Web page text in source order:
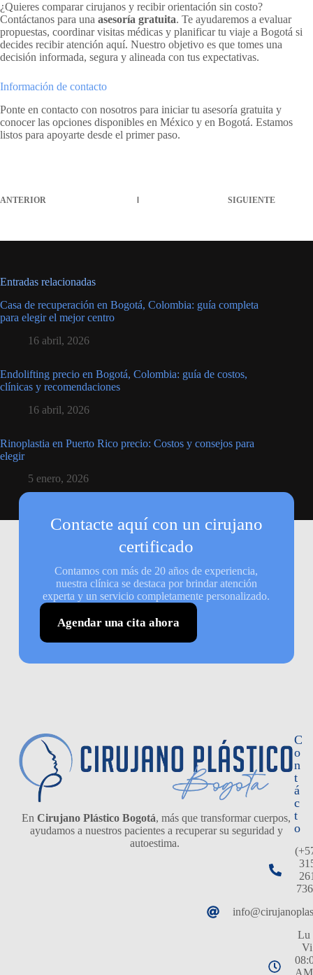
¿Quieres comparar cirujanos y recibir orientación sin costo?
Contáctanos para una asesoría gratuita. Te ayudaremos a evaluar
propuestas, coordinar visitas médicas y planificar tu viaje a Bogotá si
decides recibir atención aquí. Nuestro objetivo es que tomes una
decisión informada, segura y alineada con tus expectativas.
Información de contacto
Ponte en contacto con nosotros para iniciar tu asesoría gratuita y
conocer las opciones disponibles en México y en Bogotá. Estamos
listos para apoyarte desde el primer paso.
ANTERIOR SIGUIENTE
Entradas relacionadas
Casa de recuperación en Bogotá, Colombia: guía completa
para elegir el mejor centro
16 abril, 2026
Endolifting precio en Bogotá, Colombia: guía de costos,
clínicas y recomendaciones
16 abril, 2026
Rinoplastia en Puerto Rico precio: Costos y consejos para
elegir
5 enero, 2026
Contacte aquí con un cirujano
certificado
Contamos con más de 20 años de experiencia,
nuestra clínica se destaca por brindar atención
experta y un servicio completamente personalizado.
Agendar una cita ahora
En Cirujano Plástico Bogotá, más que transformar cuerpos,
ayudamos a nuestros pacientes a recuperar su seguridad y
autoestima.
C
o
n
t
á
c
t
o
Lu
Vi